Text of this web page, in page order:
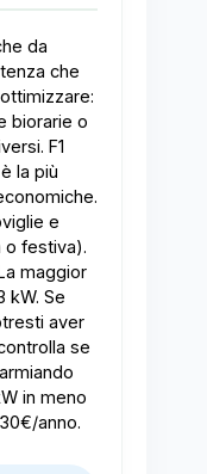
da
che
biorarie o
F1
la più
e
o festiva).
maggior
kW. Se
aver
se
in meno
anno.